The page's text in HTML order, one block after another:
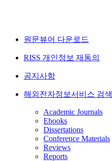
원문뷰어 다운로드
RISS 개인정보 재동의
공지사항
해외전자정보서비스 검색
Academic Journals
Ebooks
Dissertations
Conference Materials
Reviews
Reports